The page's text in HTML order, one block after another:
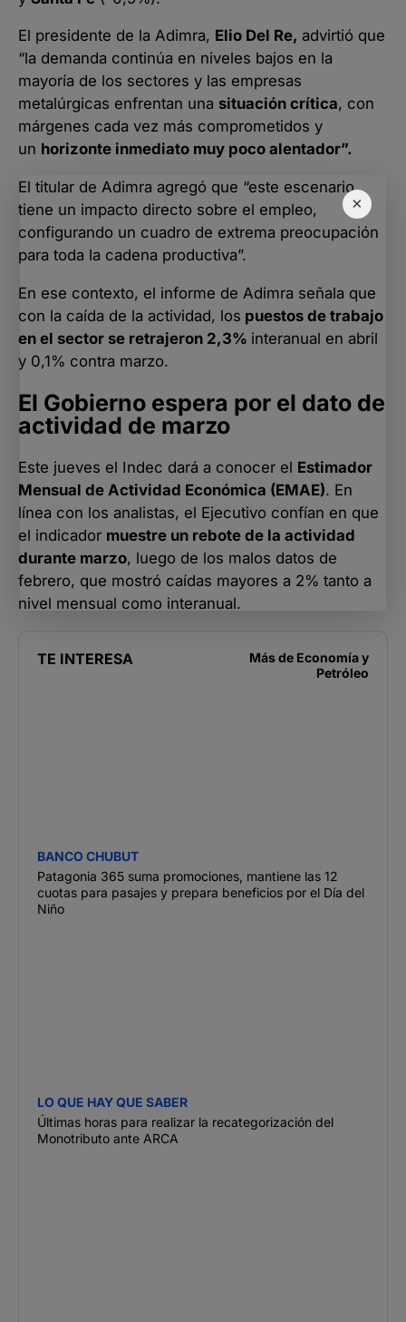
×
El presidente de la Adimra, Elio Del Re, advirtió que
“la demanda continúa en niveles bajos en la
mayoría de los sectores y las empresas
metalúrgicas enfrentan una situación crítica, con
márgenes cada vez más comprometidos y
un horizonte inmediato muy poco alentador”.
El titular de Adimra agregó que “este escenario
tiene un impacto directo sobre el empleo,
configurando un cuadro de extrema preocupación
para toda la cadena productiva”.
En ese contexto, el informe de Adimra señala que
con la caída de la actividad, los puestos de trabajo
en el sector se retrajeron 2,3% interanual en abril
y 0,1% contra marzo.
El Gobierno espera por el dato de
actividad de marzo
Este jueves el Indec dará a conocer el Estimador
Mensual de Actividad Económica (EMAE). En
línea con los analistas, el Ejecutivo confían en que
el indicador muestre un rebote de la actividad
durante marzo, luego de los malos datos de
febrero, que mostró caídas mayores a 2% tanto a
nivel mensual como interanual.
TE INTERESA Más de Economía y
Petróleo
BANCO CHUBUT
Patagonia 365 suma promociones, mantiene las 12
cuotas para pasajes y prepara beneficios por el Día del
Niño
LO QUE HAY QUE SABER
Últimas horas para realizar la recategorización del
Monotributo ante ARCA